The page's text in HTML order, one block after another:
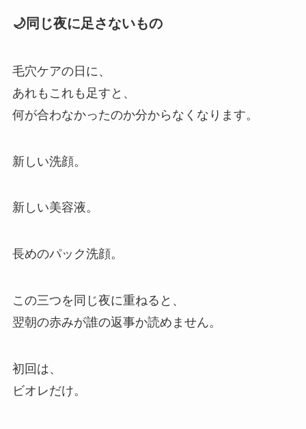
🌙同じ夜に足さないもの
毛穴ケアの日に、
あれもこれも足すと、
何が合わなかったのか分からなくなります。
新しい洗顔。
新しい美容液。
長めのパック洗顔。
この三つを同じ夜に重ねると、
翌朝の赤みが誰の返事か読めません。
初回は、
ビオレだけ。